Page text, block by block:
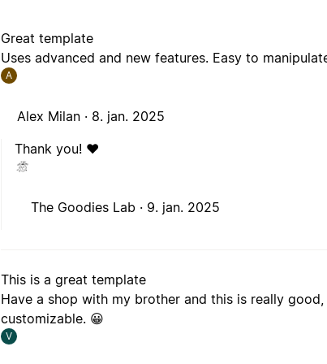
Great template
Uses advanced and new features. Easy to
A
Alex Milan · 8. jan. 2025
Thank you! ❤️
The Goodies Lab · 9. jan. 2025
This is a great template
Have a shop with my brother and this is really
customizable. 😀
V